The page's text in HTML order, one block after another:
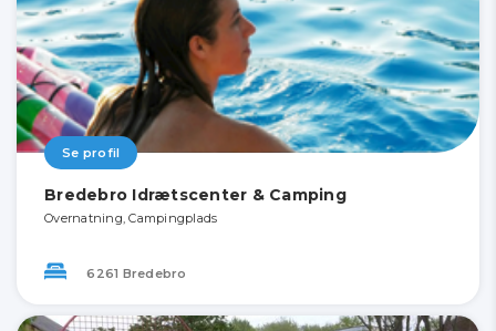
Se profil
Bredebro Idrætscenter & Camping
Overnatning, Campingplads
6261 Bredebro